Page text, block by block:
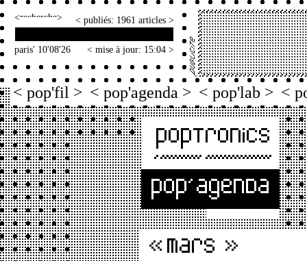
< > < publiés: 1961 articles >
paris' 10'08'26 < mise à jour: 15:04 >
< pop'fil > < pop'agenda > < pop'lab > <